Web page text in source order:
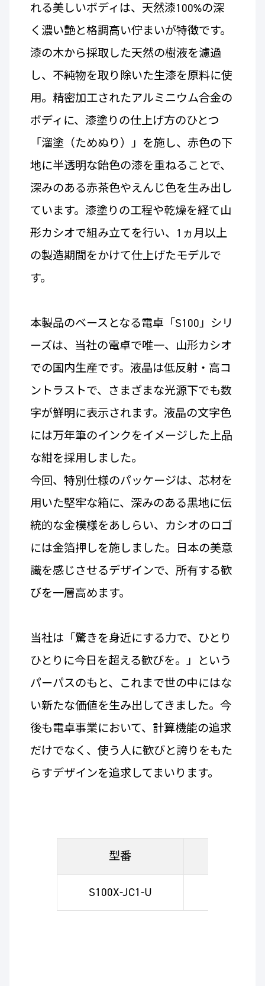
れる美しいボディは、天然漆100%の深
く濃い艶と格調高い佇まいが特徴です。
漆の木から採取した天然の樹液を濾過
し、不純物を取り除いた生漆を原料に使
用。精密加工されたアルミニウム合金の
ボディに、漆塗りの仕上げ方のひとつ
「溜塗（ためぬり）」を施し、赤色の下
地に半透明な飴色の漆を重ねることで、
深みのある赤茶色やえんじ色を生み出し
ています。漆塗りの工程や乾燥を経て山
形カシオで組み立てを行い、1ヵ月以上
の製造期間をかけて仕上げたモデルで
す。
本製品のベースとなる電卓「S100」シリ
ーズは、当社の電卓で唯一、山形カシオ
での国内生産です。液晶は低反射・高コ
ントラストで、さまざまな光源下でも数
字が鮮明に表示されます。液晶の文字色
には万年筆のインクをイメージした上品
な紺を採用しました。
今回、特別仕様のパッケージは、芯材を
用いた堅牢な箱に、深みのある黒地に伝
統的な金模様をあしらい、カシオのロゴ
には金箔押しを施しました。日本の美意
識を感じさせるデザインで、所有する歓
びを一層高めます。
当社は「驚きを身近にする力で、ひとり
ひとりに今日を超える歓びを。」という
パーパスのもと、これまで世の中にはな
い新たな価値を生み出してきました。今
後も電卓事業において、計算機能の追求
だけでなく、使う人に歓びと誇りをもた
らすデザインを追求してまいります。
型番
S100X-JC1-U